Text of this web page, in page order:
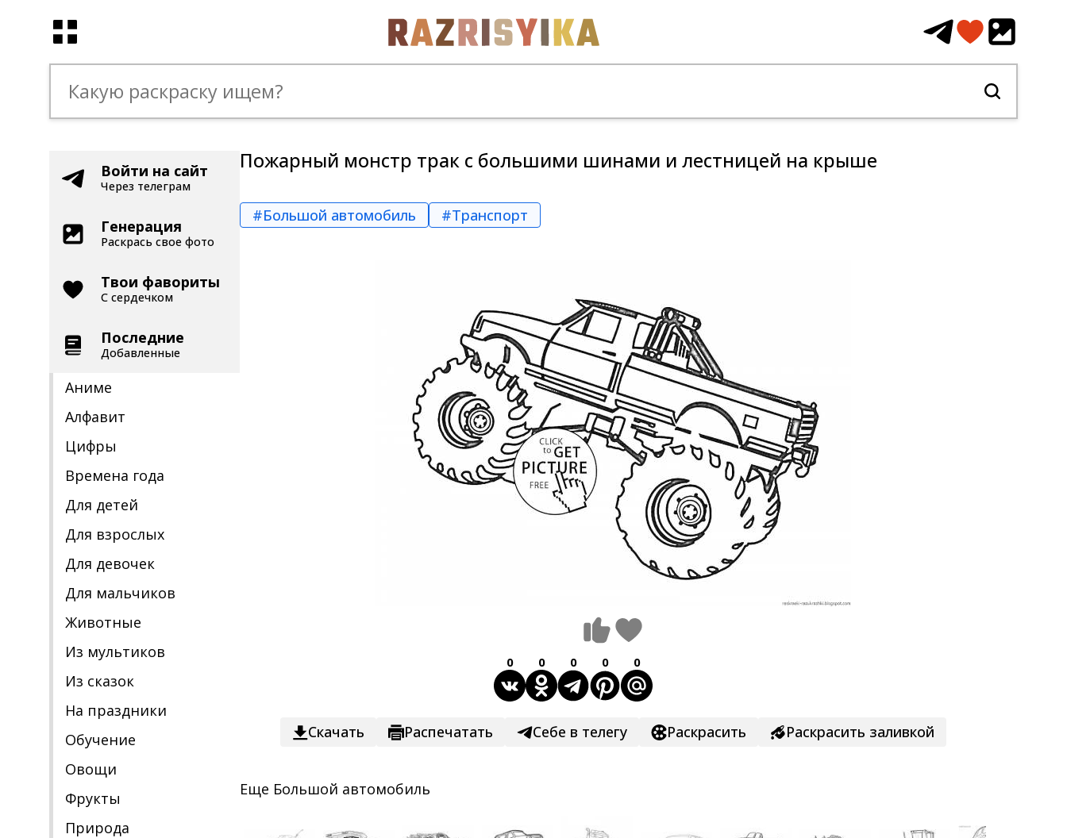
Войти на сайт
Через телеграм
Генерация
Раскрась свое фото
Твои фавориты
С сердечком
Последние
Добавленные
Аниме
Алфавит
Цифры
Времена года
Для детей
Для взрослых
Для девочек
Для мальчиков
Животные
Из мультиков
Из сказок
На праздники
Обучение
Овощи
Фрукты
Природа
Пожарный монстр трак с большими шинами и лестницей на крыше
#Большой автомобиль #Транспорт
0 0 0 0 0
Скачать Распечатать Себе в телегу Раскрасить Раскрасить заливкой
Еще Большой автомобиль